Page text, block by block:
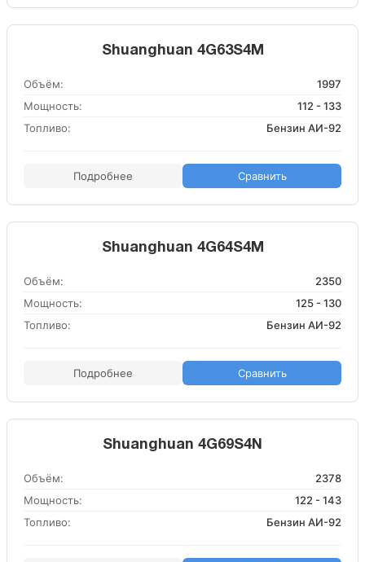
Shuanghuan 4G63S4M
Объём:
1997
Мощность:
112 - 133
Топливо:
Бензин АИ-92
Подробнее Сравнить
Shuanghuan 4G64S4M
Объём:
2350
Мощность:
125 - 130
Топливо:
Бензин АИ-92
Подробнее Сравнить
Shuanghuan 4G69S4N
Объём:
2378
Мощность:
122 - 143
Топливо:
Бензин АИ-92